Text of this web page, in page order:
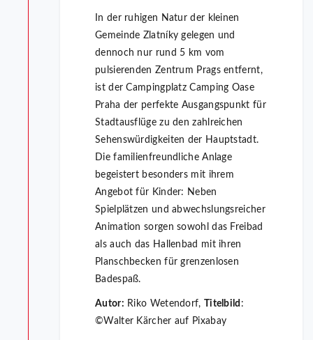
In der ruhigen Natur der kleinen
Gemeinde Zlatníky gelegen und
dennoch nur rund 5 km vom
pulsierenden Zentrum Prags entfernt,
ist der Campingplatz Camping Oase
Praha der perfekte Ausgangspunkt für
Stadtausflüge zu den zahlreichen
Sehenswürdigkeiten der Hauptstadt.
Die familienfreundliche Anlage
begeistert besonders mit ihrem
Angebot für Kinder: Neben
Spielplätzen und abwechslungsreicher
Animation sorgen sowohl das Freibad
als auch das Hallenbad mit ihren
Planschbecken für grenzenlosen
Badespaß.
Autor: Riko Wetendorf, Titelbild :
©Walter Kärcher auf Pixabay